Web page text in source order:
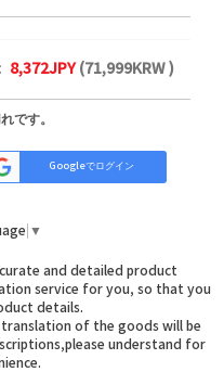
8,372JPY(71,999KRW )
です。
Googleでログイン
▼
and detailed product
service for you, so that you
details.
of the goods will be
understand for